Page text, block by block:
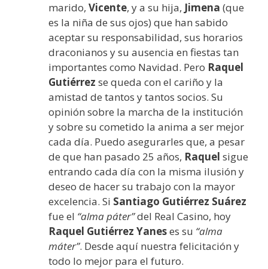
marido, Vicente, y a su hija, Jimena (que
es la niña de sus ojos) que han sabido
aceptar su responsabilidad, sus horarios
draconianos y su ausencia en fiestas tan
importantes como Navidad. Pero Raquel
Gutiérrez se queda con el cariño y la
amistad de tantos y tantos socios. Su
opinión sobre la marcha de la institución
y sobre su cometido la anima a ser mejor
cada día. Puedo asegurarles que, a pesar
de que han pasado 25 años, Raquel sigue
entrando cada día con la misma ilusión y
deseo de hacer su trabajo con la mayor
excelencia. Si Santiago Gutiérrez Suárez
fue el “alma páter”del Real Casino, hoy
Raquel Gutiérrez Yaneses su “alma
máter”. Desde aquí nuestra felicitación y
todo lo mejor para el futuro.